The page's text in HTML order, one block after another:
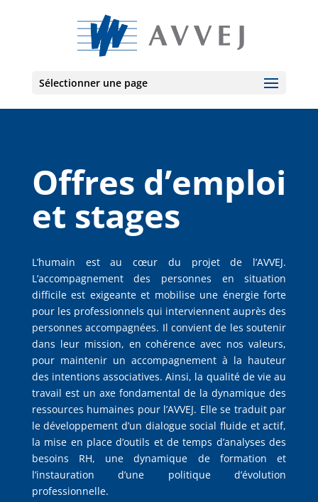
Sélectionner une page
Offres d’emploi
et stages
L’humain est au cœur du projet de l’AVVEJ.
L’accompagnement des personnes en situation
difficile est exigeante et mobilise une énergie forte
pour les professionnels qui interviennent auprès des
personnes accompagnées. Il convient de les soutenir
dans leur mission, en cohérence avec nos valeurs,
pour maintenir un accompagnement à la hauteur
des intentions associatives. Ainsi, la qualité de vie au
travail est un axe fondamental de la dynamique des
ressources humaines pour l’AVVEJ. Elle se traduit par
le développement d’un dialogue social fluide et actif,
la mise en place d’outils et de temps d’analyses des
besoins RH, une dynamique de formation et
l’instauration d’une politique d’évolution
professionnelle.